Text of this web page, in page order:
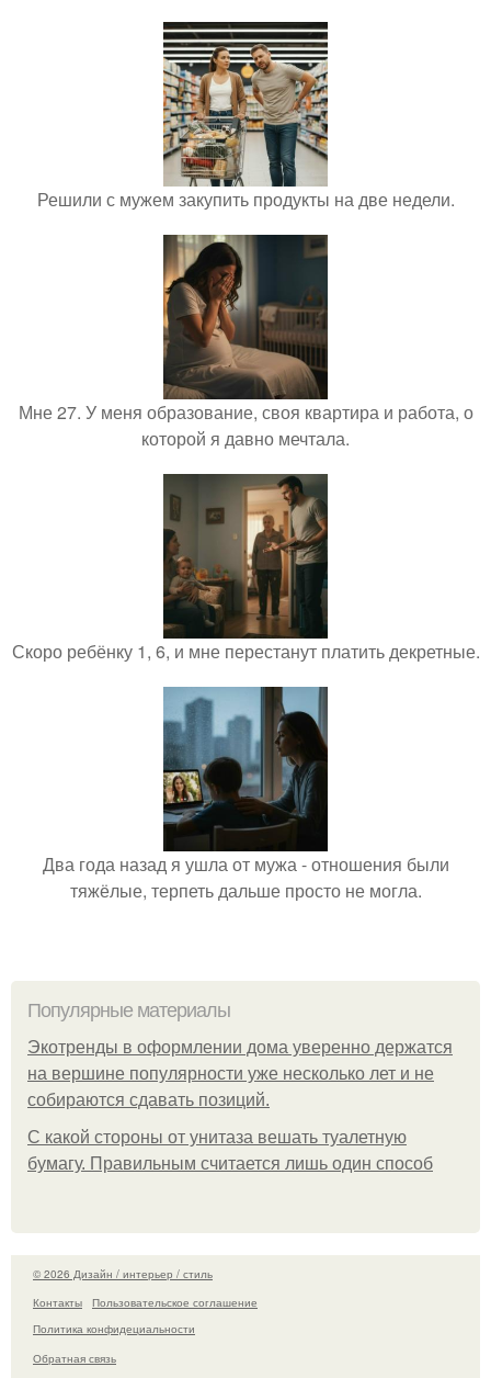
Решили с мужем закупить продукты на две недели.
Мне 27. У меня образование, своя квартира и работа, о
которой я давно мечтала.
Скоро ребёнку 1, 6, и мне перестанут платить декретные.
Два года назад я ушла от мужа - отношения были
тяжёлые, терпеть дальше просто не могла.
Популярные материалы
Экотренды в оформлении дома уверенно держатся
на вершине популярности уже несколько лет и не
собираются сдавать позиций.
С какой стороны от унитаза вешать туалетную
бумагу. Правильным считается лишь один способ
© 2026 Дизайн / интерьер / стиль
Контакты
Пользовательское соглашение
Политика конфидециальности
Обратная связь